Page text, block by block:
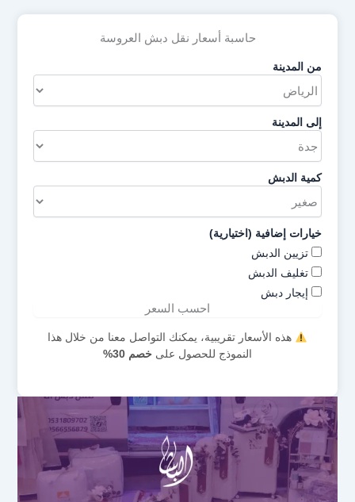
حاسبة أسعار نقل دبش العروسة
من المدينة
إلى المدينة
كمية الدبش
خيارات إضافية (اختيارية)
تزيين الدبش
تغليف الدبش
إيجار دبش
احسب السعر
هذه الأسعار تقريبية، يمكنك التواصل معنا من خلال هذا
النموذج للحصول على خصم 30%